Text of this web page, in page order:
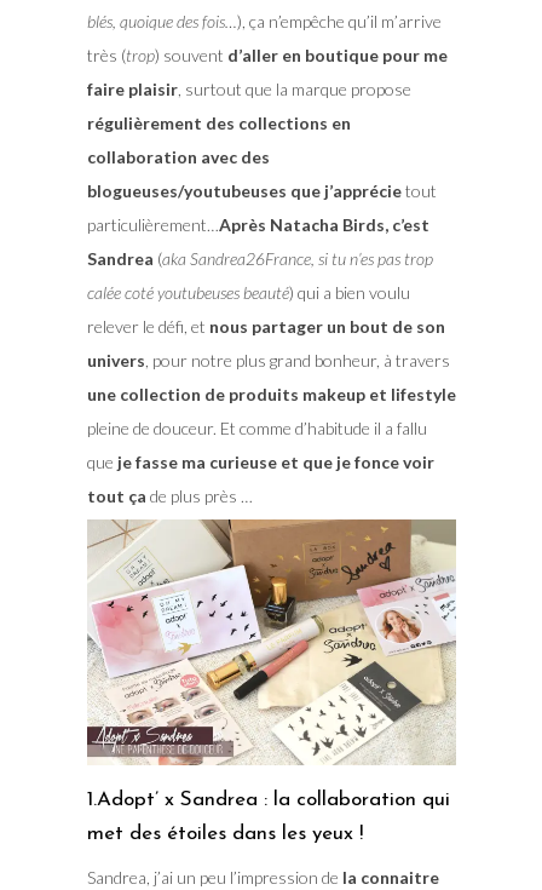
blés, quoique des fois…), ça n’empêche qu’il m’arrive
très (trop) souvent d’aller en boutique pour me
faire plaisir, surtout que la marque propose
régulièrement des collections en
collaboration avec des
blogueuses/youtubeuses que j’apprécietout
particulièrement…Après Natacha Birds, c’est
Sandrea (aka Sandrea26France, si tu n’es pas trop
calée coté youtubeuses beauté) qui a bien voulu
relever le défi, et nous partager un bout de son
univers , pour notre plus grand bonheur, à travers
une collection de produits makeup et lifestyle
pleine de douceur. Et comme d’habitude il a fallu
que je fasse ma curieuse et que je fonce voir
tout ça de plus près …
1.Adopt’ x Sandrea : la collaboration qui
met des étoiles dans les yeux !
Sandrea, j’ai un peu l’impression de la connaitre